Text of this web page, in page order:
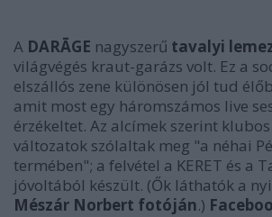
A DARĀGE nagyszerű tavalyi
világvégés kraut-garázs volt. Ez a
elszállós zene különösen jól tud
amit most egy háromszámos live
érzékeltet. Az alcímek szerint
változatok szólaltak meg "a néhai
termében"; a felvétel a KERET és a
jóvoltából készült. (Ők láthatók a
Mészár Norbert fotóján.)